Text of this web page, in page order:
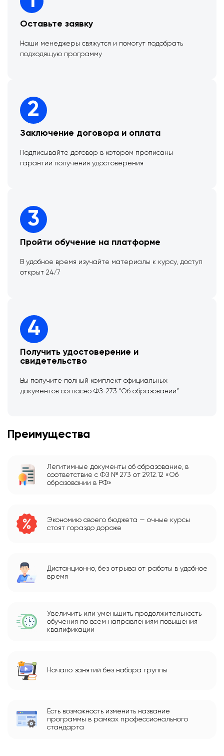
Оставьте заявку
Наши менеджеры свяжутся и помогут подобрать
подходящую программу
2
Заключение договора и оплата
Подписывайте договор в котором прописаны
гарантии получения удостоверения
3
Пройти обучение на платформе
В удобное время изучайте материалы к курсу, доступ
открыт 24/7
4
Получить удостоверение и
свидетельство
Вы получите полный комплект официальных
документов согласно ФЗ-273 “Об образовании”
Преимущества
Легитимные документы об образование, в
соответствие с ФЗ № 273 от 29.12.12 «Об
образовании в РФ»
Экономию своего бюджета — очные курсы
стоят гораздо дороже
Дистанционно, без отрыва от работы в удобное
время
Увеличить или уменьшить продолжительность
обучения по всем направлениям повышения
квалификации
Начало занятий без набора группы
Есть возможность изменить название
программы в рамках профессионального
стандарта